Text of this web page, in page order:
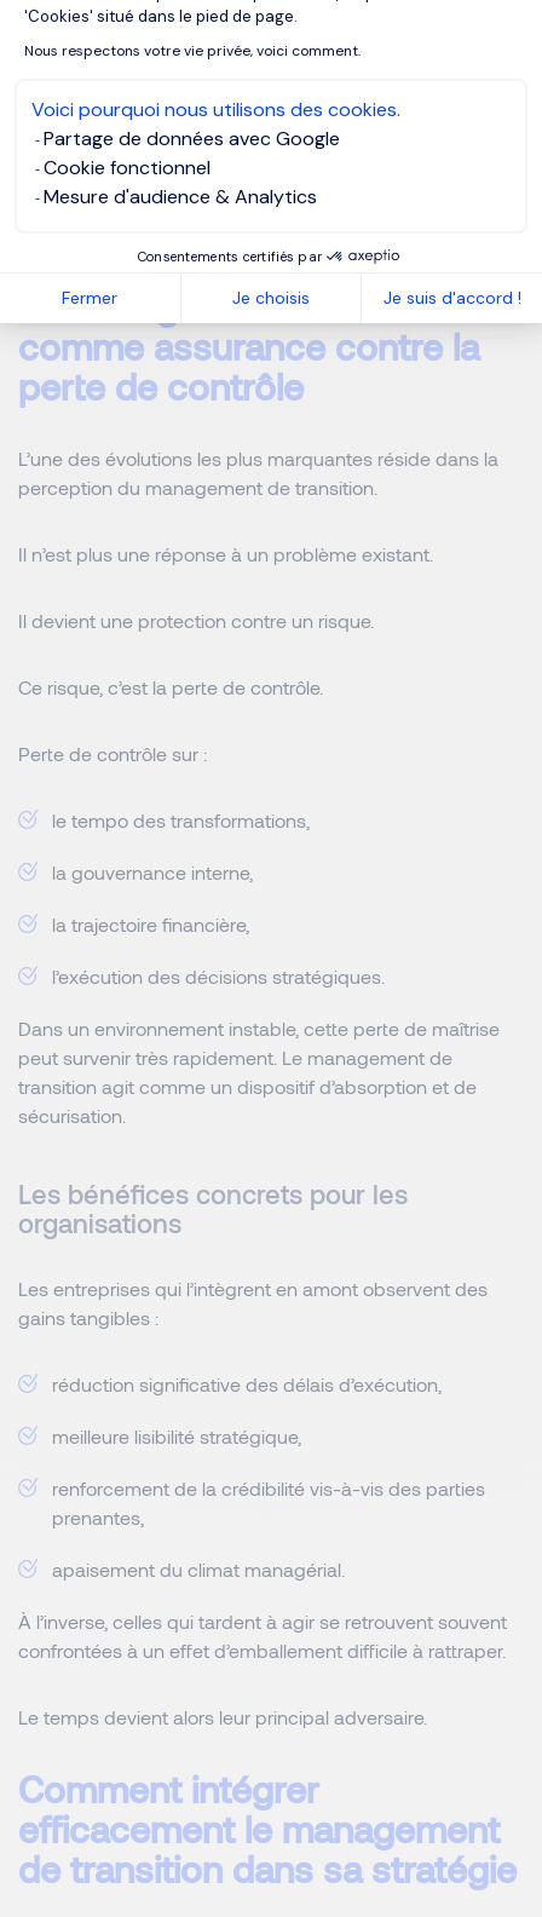
'Cookies' situé dans le pied de page.
Nous respectons votre vie privée, voici comment.
Voici pourquoi nous utilisons des cookies.
Partage de données avec Google
Cookie fonctionnel
Mesure d'audience & Analytics
Consentements certifiés par
Fermer Je choisis Je suis d'accord !
de trancher plus rapidement,
de prendre des décisions parfois difficiles mais
nécessaires.
Dans des moments critiques, cette objectivité devient un
Le management de transition
comme assurance contre la
perte de contrôle
L’une des évolutions les plus marquantes réside dans la
perception du management de transition.
Il n’est plus une réponse à un problème existant.
Il devient une protection contre un risque.
Ce risque, c’est la perte de contrôle.
Perte de contrôle sur :
le tempo des transformations,
la gouvernance interne,
la trajectoire financière,
l’exécution des décisions stratégiques.
Dans un environnement instable, cette perte de maîtrise
peut survenir très rapidement. Le management de
transition agit comme un dispositif d’absorption et de
sécurisation.
Les bénéfices concrets pour les
organisations
Les entreprises qui l’intègrent en amont observent des
gains tangibles :
réduction significative des délais d’exécution,
meilleure lisibilité stratégique,
renforcement de la crédibilité vis-à-vis des parties
prenantes,
apaisement du climat managérial.
À l’inverse, celles qui tardent à agir se retrouvent souvent
confrontées à un effet d’emballement difficile à rattraper.
Le temps devient alors leur principal adversaire.
Comment intégrer
efficacement le management
de transition dans sa stratégie